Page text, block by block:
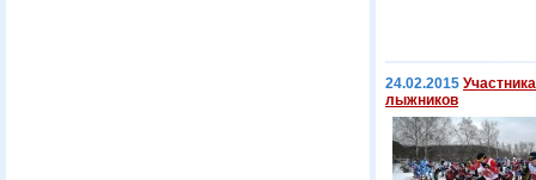
24.02.2015
лыжников